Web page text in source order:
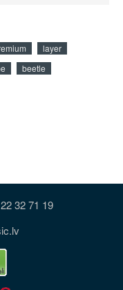
layer
beetle
32 71 19